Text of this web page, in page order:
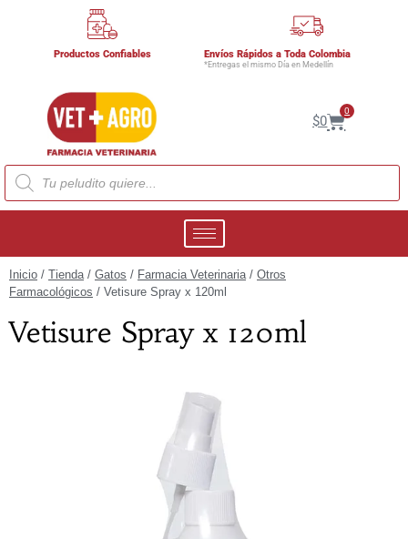
Productos Confiables Envíos Rápidos a Toda Colombia
*Entregas el mismo Día en Medellín
$0
0
Inicio / Tienda/ Gatos / Farmacia Veterinaria/ Otros
Farmacológicos / Vetisure Spray x 120ml
Vetisure Spray x 120ml